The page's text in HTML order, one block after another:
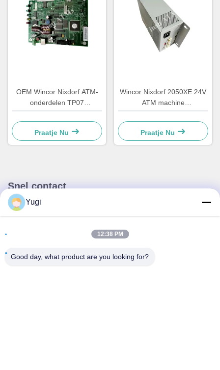
OEM Wincor Nixdorf ATM-
onderdelen TP07
ontvangstprinter Main PCB
Controller Board
01750063547
Praatje Nu
Wincor Nixdorf 2050XE 24V
ATM machine
stroomvoorziening
onderdelen 01750069162
1750069162
Praatje Nu
Snel contact
Adres
Xingye EastRoad, Shunjiang Community Industrial Park,
Yugi
12:38 PM
Good day, what product are you looking for?